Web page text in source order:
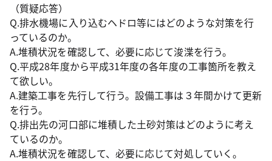
（質疑応答）
Q.排水機場に入り込むヘドロ等にはどのような対策を行
っているのか。
A.堆積状況を確認して、必要に応じて浚渫を行う。
Q.平成28年度から平成31年度の各年度の工事箇所を教え
て欲しい。
A.建築工事を先行して行う。設備工事は３年間かけて更新
を行う。
Q.排出先の河口部に堆積した土砂対策はどのように考え
ているのか。
A.堆積状況を確認して、必要に応じて対処していく。